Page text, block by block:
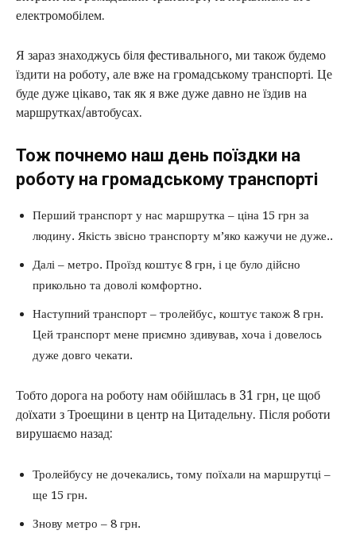
електромобілем.
Я зараз знаходжусь біля фестивального, ми також будемо
їздити на роботу, але вже на громадському транспорті. Це
буде дуже цікаво, так як я вже дуже давно не їздив на
маршрутках/автобусах.
Тож почнемо наш день поїздки на
роботу на громадському транспорті
Перший транспорт у нас маршрутка – ціна 15 грн за
людину. Якість звісно транспорту м’яко кажучи не дуже..
Далі – метро. Проїзд коштує 8 грн, і це було дійсно
прикольно та доволі комфортно.
Наступний транспорт – тролейбус, коштує також 8 грн.
Цей транспорт мене приємно здивував, хоча і довелось
дуже довго чекати.
Тобто дорога на роботу нам обійшлась в 31 грн, це щоб
доїхати з Троещини в центр на Цитадельну. Після роботи
вирушаємо назад:
Тролейбусу не дочекались, тому поїхали на маршрутці –
ще 15 грн.
Знову метро – 8 грн.